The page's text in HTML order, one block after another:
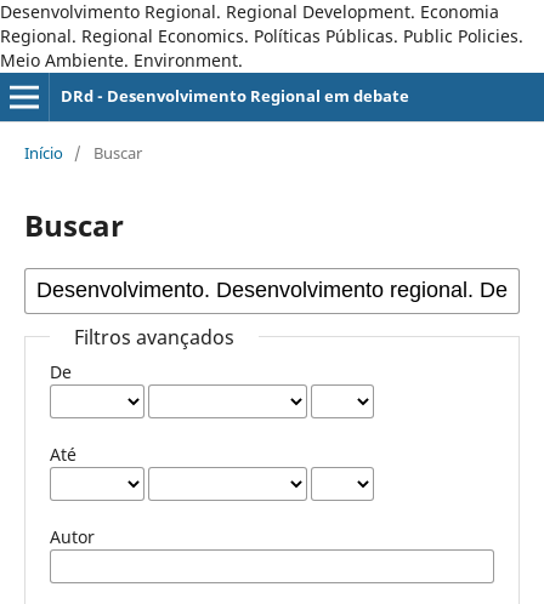
Desenvolvimento Regional. Regional Development. Economia
Regional. Regional Economics. Políticas Públicas. Public Policies.
Meio Ambiente. Environment.
DRd - Desenvolvimento Regional em debate
Início / Buscar
Buscar
Filtros avançados
De
Até
Autor